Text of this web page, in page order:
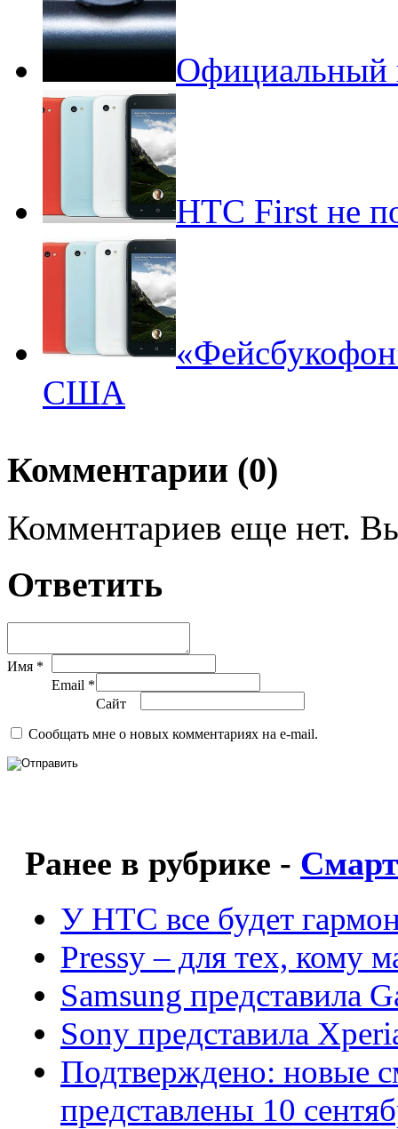
Официальный
HTC First не
США
Комментарии (0)
Комментариев еще нет.
Ответить
Имя *
Email *
Сайт
Сообщать мне о новых комментариях на e-mail.
Ранее в рубрике -
У HTC все будет
Pressy – для тех, кому
Samsung представила
Sony представила
Подтверждено: новые
представлены 10